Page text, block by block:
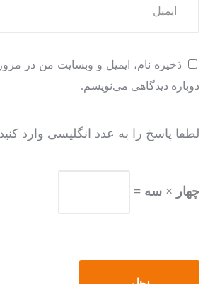
ذخیره نام، ایمیل و وبسایت من در
دوباره دیدگاهی می‌نویسم.
لطفا پاسخ را به عدد انگلیسی وارد
چهار × سه =